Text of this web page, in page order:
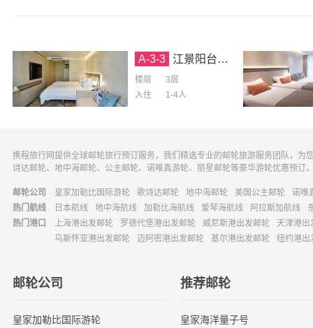
A-3-3 江景阳台豪华标间-3层-第三人无床
楼层
3层
入住
1-4人
携程旅行网提供全球邮轮旅行预订服务，我们精选专业的邮轮旅游服务团队，
诗达邮轮、地中海邮轮、公主邮轮、诺唯真游轮、丽星邮轮等豪华游轮优惠预订
邮轮公司 皇家加勒比国际游轮 歌诗达邮轮 地中海邮轮 美国公主邮轮
诺唯
热门航线
日本航线 地中海航线 加勒比海航线 爱琴海航线 阿拉斯加航线
热门港口
上海港出发邮轮 罗德代堡港出发邮轮 威尼斯港出发邮轮
天津港出
乌斯怀亚港出发邮轮
迈阿密港出发邮轮 基尔港出发邮轮 纽约港出
邮轮公司
皇家加勒比国际游轮
推荐邮轮
皇家海洋量子号